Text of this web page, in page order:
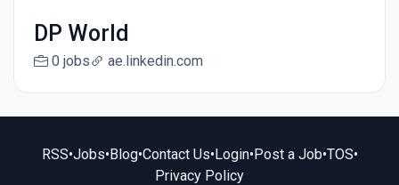
DP World
0 jobs ae.linkedin.com
RSS•Jobs•Blog•Contact Us•Login•Post a Job•TOS•
Privacy Policy